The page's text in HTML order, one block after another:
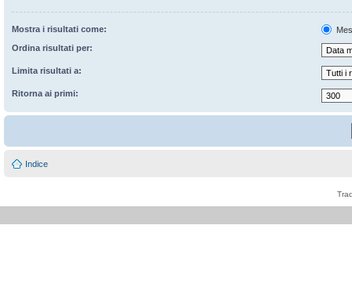
Mostra i risultati come:
Ordina risultati per:
Limita risultati a:
Ritorna ai primi:
Indice